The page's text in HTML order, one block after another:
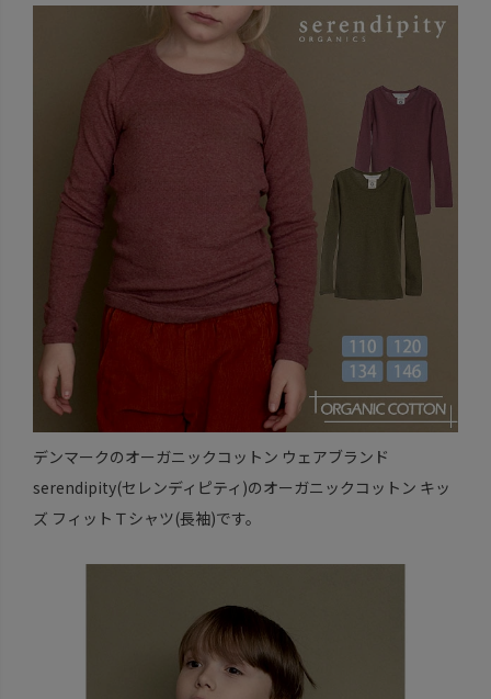
デンマークのオーガニックコットン ウェアブランド
serendipity(セレンディピティ)のオーガニックコットン キッ
ズ フィットＴシャツ(長袖)です。